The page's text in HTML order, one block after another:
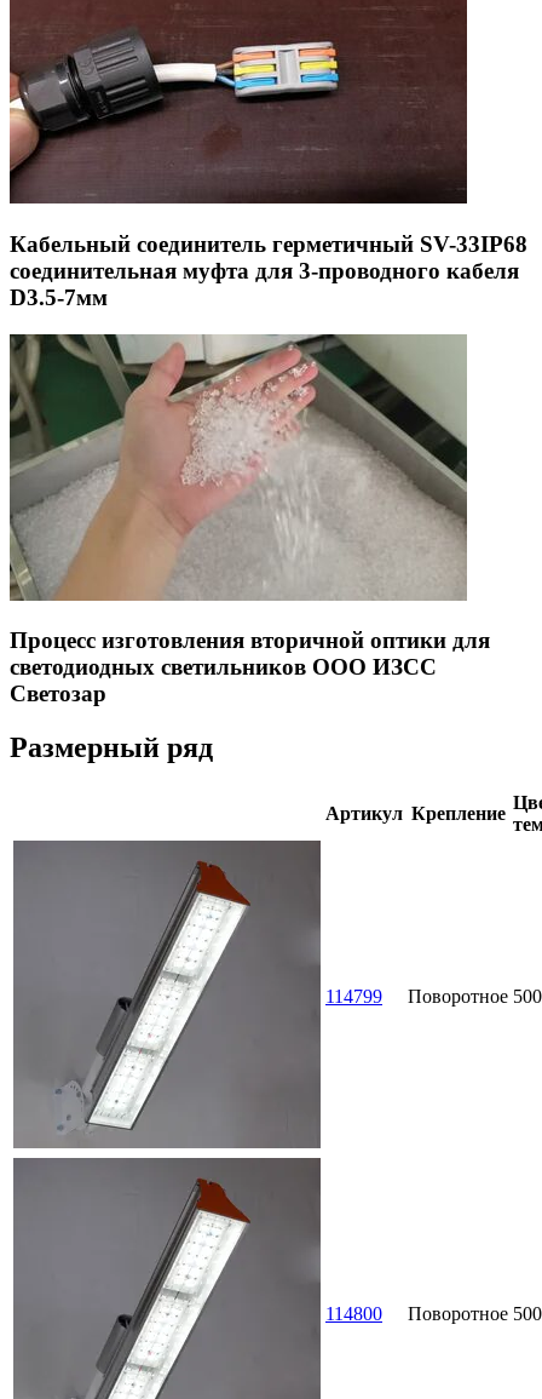
Кабельный соединитель герметичный SV-33IP68
соединительная муфта для 3-проводного кабеля
D3.5-7мм
Процесс изготовления вторичной оптики для
светодиодных светильников ООО ИЗСС
Светозар
Размерный ряд
Артикул Крепление
114799 Поворотное
114800 Поворотное